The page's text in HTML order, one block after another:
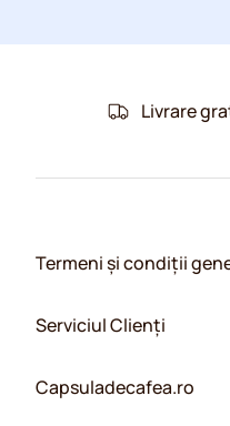
Livrare
Termeni și condiții
Serviciul Clienți
Capsuladecafea.ro